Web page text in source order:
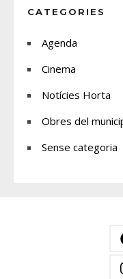
CATEGORIES
Agenda
Cinema
Notícies Horta
Obres del
Sense categoria